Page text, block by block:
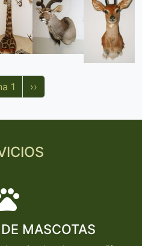
1 Siguiente página
››
MASCOTAS